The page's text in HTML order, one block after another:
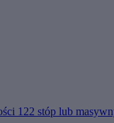
122 stóp lub